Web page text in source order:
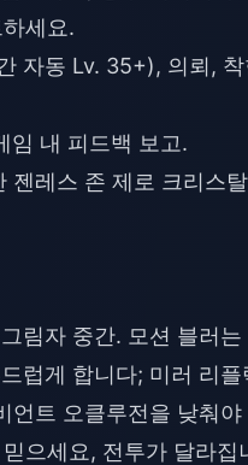
세요.
자동 Lv. 35+), 의뢰,
임 내 피드백 보고.
젠레스 존 제로 크리스
림자 중간. 모션 블러
럽게 합니다; 미러 리
언트 오클루전을 낮춰야
으세요, 전투가 달라집